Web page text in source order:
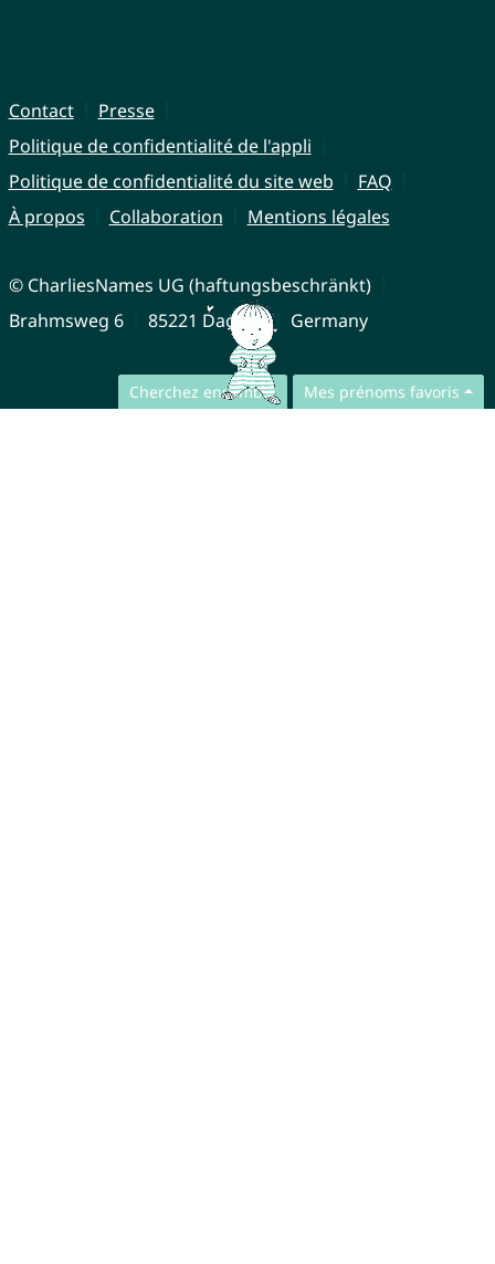
Cherchez ensemble Mes prénoms favoris
Contact
Presse
Politique de confidentialité de l'appli
Politique de confidentialité du site web
FAQ
À propos
Collaboration Mentions légales
© CharliesNames UG (haftungsbeschränkt)
Brahmsweg 6
85221 Dachau Germany